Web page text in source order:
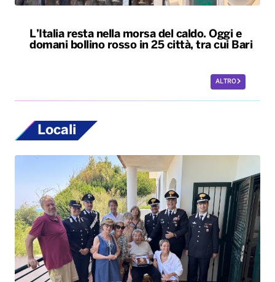
L’Italia resta nella morsa del caldo. Oggi e
domani bollino rosso in 25 città, tra cui Bari
ALTRO
Locali